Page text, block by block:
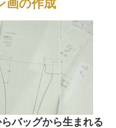
画の作成
バッグから生まれる